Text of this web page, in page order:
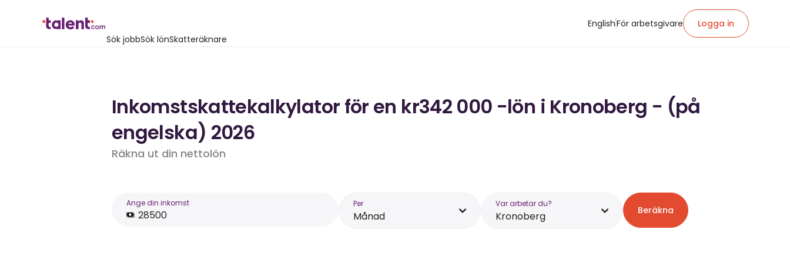
Sök jobbSök lönSkatteräknare
EnglishFör arbetsgivare Logga in
Inkomstskattekalkylator för en kr342 000 -lön i Kronoberg - (på
engelska) 2026
Räkna ut din nettolön
Ange din inkomst Per
Månad
Var arbetar du?
Kronoberg Beräkna